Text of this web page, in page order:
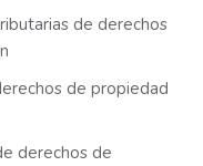
de derechos
de propiedad
derechos de